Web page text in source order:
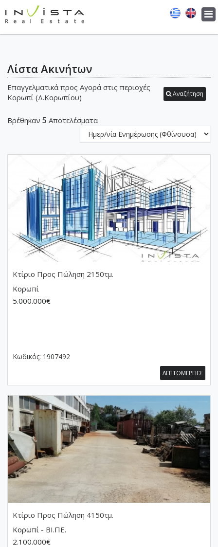
Λίστα Ακινήτων
Αναζήτηση
Επαγγελματικά προς Αγορά στις περιοχές
Κορωπί (Δ.Κορωπίου)
Βρέθηκαν 5 Αποτελέσματα
Κτίριο Προς Πώληση 2150τμ.
Κορωπί
5.000.000€
Κωδικός: 1907492
ΛΕΠΤΟΜΕΡΕΙΕΣ
Κτίριο Προς Πώληση 4150τμ.
Κορωπί - ΒΙ.ΠΕ.
2.100.000€